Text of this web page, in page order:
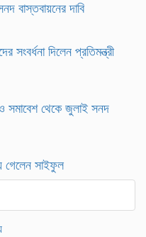
বাস্তবায়নের দাবি
সংবর্ধনা দিলেন প্রতিমন্ত্রী
ও সমাবেশ থেকে জুলাই সনদ
গেলেন সাইফুল